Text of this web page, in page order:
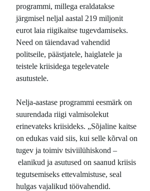
programmi, millega eraldatakse
järgmisel neljal aastal 219 miljonit
eurot laia riigikaitse tugevdamiseks.
Need on täiendavad vahendid
politseile, päästjatele, haiglatele ja
teistele kriisidega tegelevatele
asutustele.
Nelja-aastase programmi eesmärk on
suurendada riigi valmisolekut
erinevateks kriisideks. „Sõjaline kaitse
on edukas vaid siis, kui selle kõrval on
tugev ja toimiv tsiviilühiskond –
elanikud ja asutused on saanud kriisis
tegutsemiseks ettevalmistuse, seal
hulgas vajalikud töövahendid.